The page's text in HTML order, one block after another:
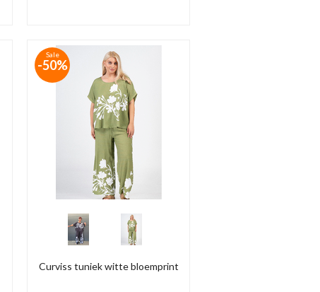
Curviss tuniek witte bloemprint
Sale
-50%